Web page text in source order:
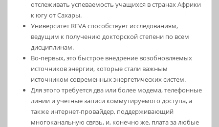
отслеживать успеваемость учащихся в странах Африки
к югу от Сахары.
Университет REVA способствует исследованиям,
ведущим к получению докторской степени по всем
дисциплинам.
Во-первых, это быстрое внедрение возобновляемых
источников энергии, которые стали важным
источником современных энергетических систем.
Для этого требуется два или более модема, телефонные
линии и учетные записи коммутируемого доступа, а
также интернет-провайдер, поддерживающий
многоканальную связь, и, конечно же, плата за любые